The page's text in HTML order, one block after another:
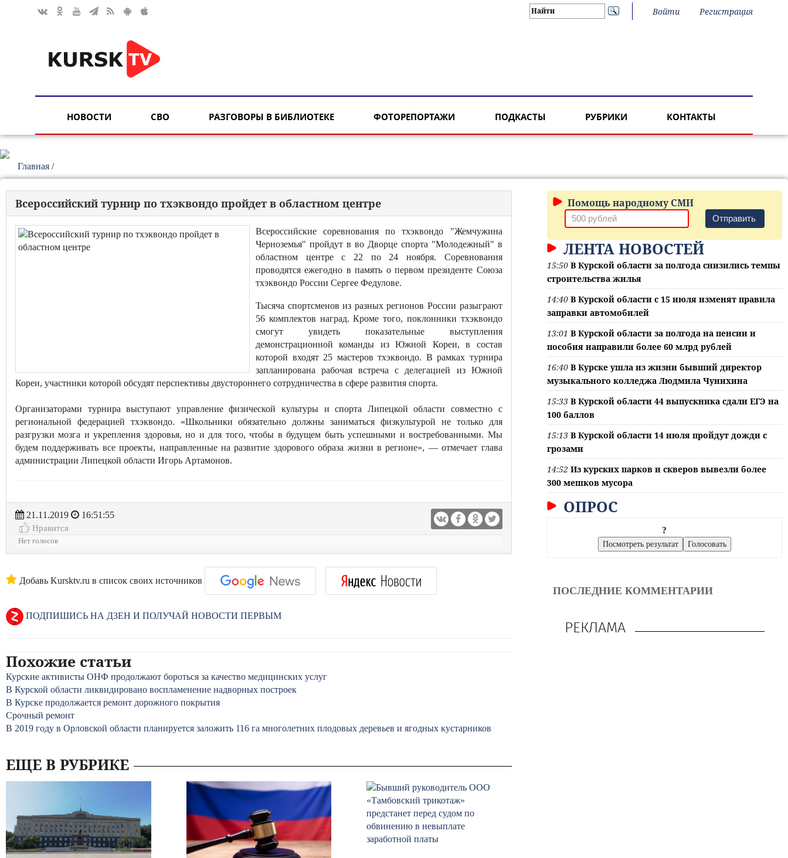
Войти Регистрация
НОВОСТИ СВО РАЗГОВОРЫ В БИБЛИОТЕКЕ ФОТОРЕПОРТАЖИ ПОДКАСТЫ РУБРИКИ КОНТАКТЫ
Главная /
Всероссийский турнир по тхэквондо пройдет в областном центре
Всероссийские соревнования по тхэквондо "Жемчужина
Черноземья" пройдут в во Дворце спорта "Молодежный" в
областном центре с 22 по 24 ноября. Соревнования
проводятся ежегодно в память о первом президенте Союза
тхэквондо России Сергее Федулове.
Тысяча спортсменов из разных регионов России разыграют
56 комплектов наград. Кроме того, поклонники тхэквондо
смогут увидеть показательные выступления
демонстрационной команды из Южной Кореи, в состав
которой входят 25 мастеров тхэквондо. В рамках турнира
запланирована рабочая встреча с делегацией из Южной
Кореи, участники которой обсудят перспективы двустороннего сотрудничества в сфере развития спорта.
Организаторами турнира выступают управление физической культуры и спорта Липецкой области совместно с
региональной федерацией тхэквондо. «Школьники обязательно должны заниматься физкультурой не только для
разгрузки мозга и укрепления здоровья, но и для того, чтобы в будущем быть успешными и востребованными. Мы
будем поддерживать все проекты, направленные на развитие здорового образа жизни в регионе», — отмечает глава
администрации Липецкой области Игорь Артамонов.
21.11.2019
16:51:55
Нравится
Нет голосов
Добавь Kursktv.ru в список своих источников
ПОДПИШИСЬ НА ДЗЕН И ПОЛУЧАЙ НОВОСТИ ПЕРВЫМ
Похожие статьи
Курские активисты ОНФ продолжают бороться за качество медицинских услуг
В Курской области ликвидировано воспламенение надворных построек
В Курске продолжается ремонт дорожного покрытия
Срочный ремонт
В 2019 году в Орловской области планируется заложить 116 га многолетних плодовых деревьев и ягодных кустарников
ЕЩЕ В РУБРИКЕ
Помощь народному СМИ
Отправить
ЛЕНТА НОВОСТЕЙ
15:50 В Курской области за полгода снизились темпы
строительства жилья
14:40 В Курской области с 15 июля изменят правила
заправки автомобилей
13:01 В Курской области за полгода на пенсии и
пособия направили более 60 млрд рублей
16:40 В Курске ушла из жизни бывший директор
музыкального колледжа Людмила Чунихина
15:33 В Курской области 44 выпускника сдали ЕГЭ на
100 баллов
15:13 В Курской области 14 июля пройдут дожди с
грозами
14:52 Из курских парков и скверов вывезли более
300 мешков мусора
ОПРОС
?
ПОСЛЕДНИЕ КОММЕНТАРИИ
РЕКЛАМА